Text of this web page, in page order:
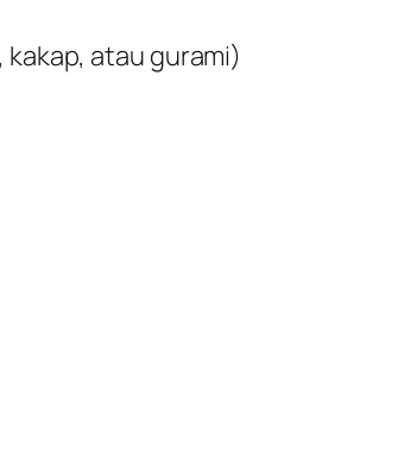
atau gurami)